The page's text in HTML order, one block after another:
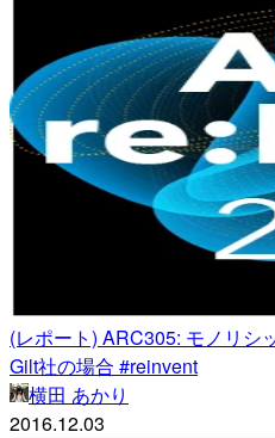
(レポート) ARC305: モノリシ
Gilt社の場合 #reinvent
横田 あかり
2016.12.03